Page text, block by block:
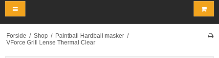
Forside / Shop / Paintball Hardball masker /
VForce Grill Lense Thermal Clear